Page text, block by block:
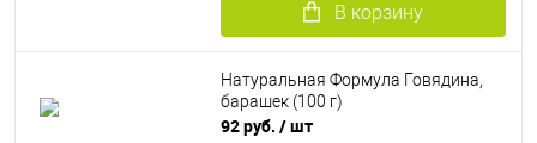
В корзину
Натуральная Формула Говядина,
барашек (100 г)
92 руб. / шт